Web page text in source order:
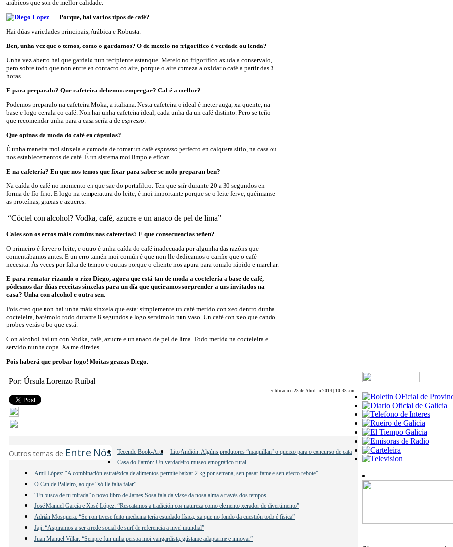
arábicos que son de mellor calidade.
Porque, hai varios tipos de café?
Hai dúas variedades principais, Arábica e Robusta.
Ben, unha vez que o temos, como o gardamos? O de metelo no frigorífico é verdade ou lenda?
Unha vez aberto hai que gardalo nun recipiente estanque. Metelo no frigorífico axuda a conservalo,
pero sobre todo que non entre en contacto co aire, porque o aire comeza a oxidar o café a partir das 3
horas.
E para preparalo? Que cafeteira debemos empregar? Cal é a mellor?
Podemos preparalo na cafeteira Moka, a italiana. Nesta cafeteira o ideal é meter auga, xa quente, na
base e logo cerrala co café. Non hai unha cafeteira ideal, cada unha da un café distinto. Pero se teño
que recomendar unha para a casa sería a de espresso
Que opinas da moda do café en cápsulas?
É unha maneira moi sinxela e cómoda de tomar un café espresso perfecto en calquera sitio, na casa ou
nos establecementos de café. É un sistema moi limpo e eficaz.
E na cafetería? En que nos temos que fixar para saber se nolo preparan ben?
Na caída do café no momento en que sae do portafiltro. Ten que saír durante 20 a 30 segundos en
forma de fío fino. E logo na temperatura do leite; é moi importante porque se o leite ferve, quéimanse
as proteínas, graxas e azucres.
“Cóctel con alcohol? Vodka, café, azucre e un anaco de pel de lima”
Cales son os erros máis comúns nas cafeterías? E que consecuencias teñen?
O primeiro é ferver o leite, e outro é unha caída do café inadecuada por algunha das razóns que
comentábamos antes. E un erro tamén moi común é que non lle dedicamos o cariño que o café
necesita. Ás veces por falta de tempo e outras porque o cliente nos apura para tomalo rápido e marchar.
E para rematar rizando o rizo Diego, agora que está tan de moda a coctelería a base de café,
pódesnos dar dúas receitas sinxelas para un día que queiramos sorprender a uns invitados na
casa? Unha con alcohol e outra sen.
Pois creo que non hai unha máis sinxela que esta: simplemente un café metido con xeo dentro dunha
cocteleira, batémolo todo durante 8 segundos e logo servímolo nun vaso. Un café con xeo que cando
probes verás o bo que está.
Con alcohol hai un con Vodka, café, azucre e un anaco de pel de lima. Todo metido na cocteleira e
servido nunha copa. Xa me diredes.
Pois haberá que probar logo! Moitas grazas Diego.
Por: Úrsula Lorenzo Ruibal
Publicado o 23 de Abril do 2014 | 10:33 a.m.
Outros temas de Entre Nós Tecendo Book-Arts
Lito Andión: Algúns produtores “maquillan” o queixo para o concurso de cata
Casa do Patrón: Un verdadeiro museo etnográfico rural
Amil López: “A combinación estratéxica de alimentos permite baixar 2 kg por semana, sen pasar fame e sen efecto rebote”
O Can de Palleiro, ao que “só lle falta falar”
“En busca de tu mirada” o novo libro de James Sosa fala da viaxe da nosa alma a través dos tempos
José Manuel García e Xosé López: “Rescatamos a tradición coa natureza como elemento xerador de divertimento”
Adrián Mosquera: “Se non tivese feito medicina tería estudado física, xa que no fondo da cuestión todo é física”
Jaji: “Aspiramos a ser a rede social de surf de referencia a nivel mundial”
Juan Manuel Villar: “Sempre fun unha persoa moi vangardista, gústame adaptarme e innovar”